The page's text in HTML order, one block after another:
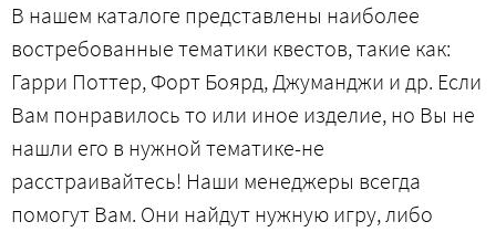
В нашем каталоге представлены наиболее
востребованные тематики квестов, такие как:
Гарри Поттер, Форт Боярд, Джуманджи и др. Если
Вам понравилось то или иное изделие, но Вы не
нашли его в нужной тематике-не
расстраивайтесь! Наши менеджеры всегда
помогут Вам. Они найдут нужную игру, либо